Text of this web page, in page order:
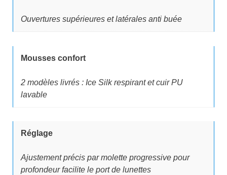
l
t
a
i
:
e
:
,
Ouvertures supérieures et latérales anti buée
Mousses confort
2 modèles livrés : Ice Silk respirant et cuir PU
lavable
Réglage
Ajustement précis par molette progressive pour
profondeur facilite le port de lunettes